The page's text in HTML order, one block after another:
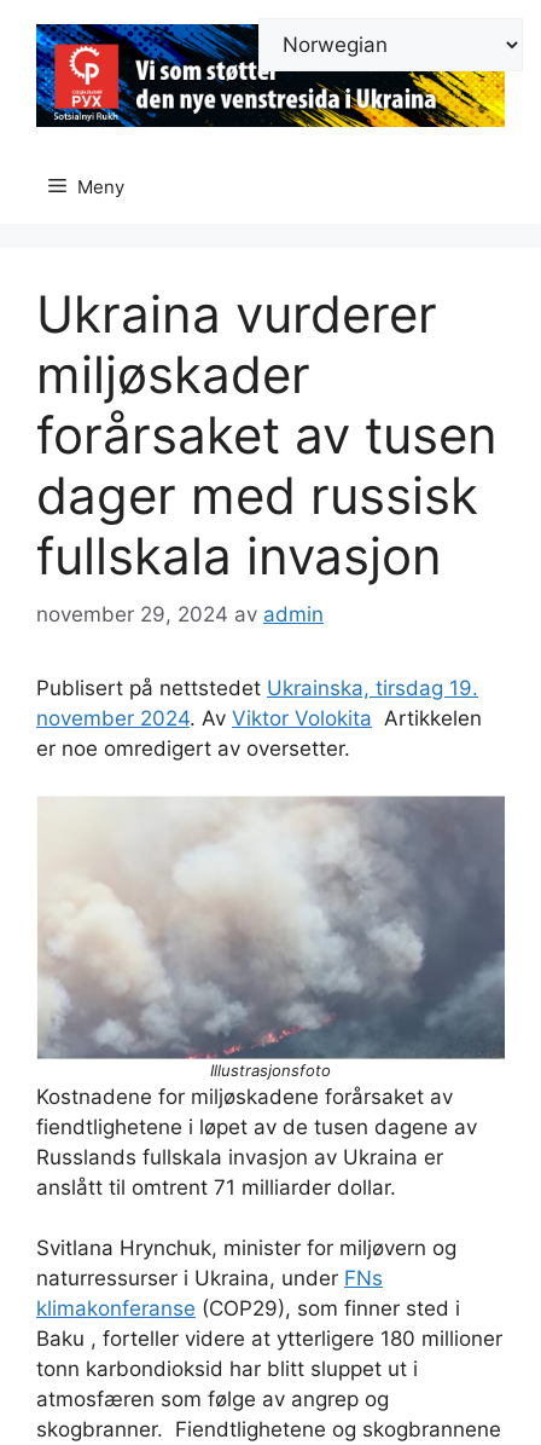
innhold
Meny
Ukraina vurderer
miljøskader
forårsaket av tusen
dager med russisk
fullskala invasjon
november 29, 2024 av admin
Publisert på nettstedet Ukrainska, tirsdag 19.
november 2024. Av Viktor Volokita Artikkelen
er noe omredigert av oversetter.
Illustrasjonsfoto
Kostnadene for miljøskadene forårsaket av
fiendtlighetene i løpet av de tusen dagene av
Russlands fullskala invasjon av Ukraina er
anslått til omtrent 71 milliarder dollar.
Svitlana Hrynchuk, minister for miljøvern og
naturressurser i Ukraina, under FNs
klimakonferanse (COP29), som finner sted i
Baku , forteller videre at ytterligere 180 millioner
tonn karbondioksid har blitt sluppet ut i
atmosfæren som følge av angrep og
skogbranner. Fiendtlighetene og skogbrannene